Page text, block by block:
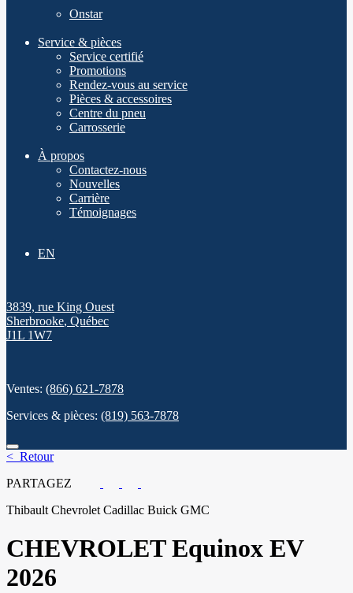
Onstar
Service & pièces
Service certifié
Promotions
Rendez-vous au service
Pièces & accessoires
Centre du pneu
Carrosserie
À propos
Contactez-nous
Nouvelles
Carrière
Témoignages
EN
3839, rue King Ouest
Sherbrooke, Québec
J1L 1W7
Ventes: (866) 621-7878
Services & pièces: (819) 563-7878
< Retour
PARTAGEZ
Thibault Chevrolet Cadillac Buick GMC
CHEVROLETEquinox EV
2026